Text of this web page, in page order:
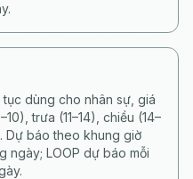
dùng cho nhân sự, giá
trưa (11–14), chiều (14–
Dự báo theo khung giờ
ngày; LOOP dự báo mỗi